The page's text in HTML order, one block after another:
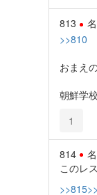
813
>>810
おまえ
朝鮮学
1
814
このレ
>>815